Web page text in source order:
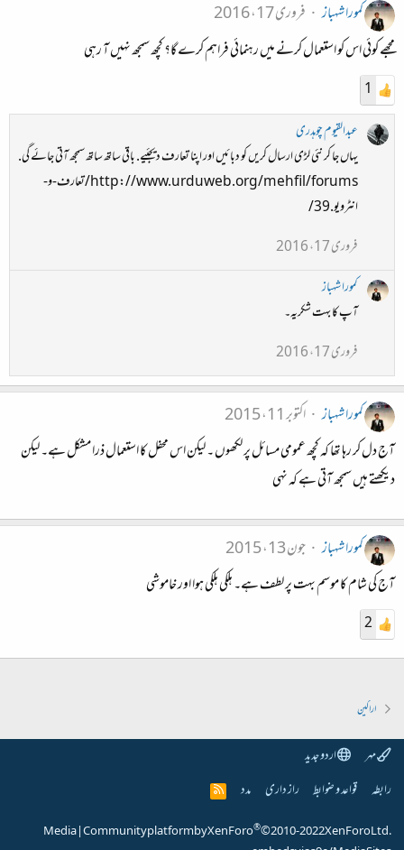
کمورا شہباز
فروری 17، 2016
مجھے کوئی اس کو استعمال کرنے میں رہنمائی فراہم کرے گا؟ کچھ سمجھ نہیں آ رہی
1
عبدالقیوم چوہدری
یہاں جا کر نئی لڑی ارسال کریں کو دبائیں اور اپنا تعارف دیجئیے. باقی ساتھ ساتھ سمجھ آتی جائے گی.
http://www.urduweb.org/mehfil/forums/تعارف-و-
انٹرویو.39/
فروری 17، 2016
کمورا شہباز
آپ کا بہت شکریہ۔
فروری 17، 2016
کمورا شہباز
اکتوبر 11، 2015
آج دل کر رہا تھا کہ کچھ عمومی مسائل پر لکھوں ۔ لیکن اس محفل کا استعمال ذرا مشکل ہے۔ لیکن
دیکھتے ہیں سمجھ آتی ہے کہ نہی
کمورا شہباز
جون 13، 2015
آج کی شام کا موسم بہت پر لطف ہے۔ ہلکی ہلکی ہوا اور خاموشی
2
اراکین
مہر
اردو جدید
رابطہ قواعد و ضوابط راز داری مدد
R
S
Community platform by XenForo®© 2010-2022 XenForo Ltd.
|
Media